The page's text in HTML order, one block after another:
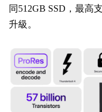
同512GB SSD，最高
升級。